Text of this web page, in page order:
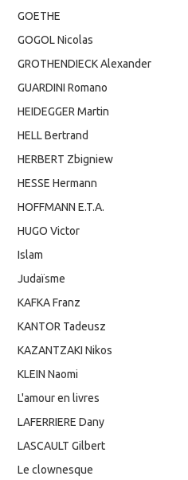
GOETHE
GOGOL Nicolas
GROTHENDIECK Alexander
GUARDINI Romano
HEIDEGGER Martin
HELL Bertrand
HERBERT Zbigniew
HESSE Hermann
HOFFMANN E.T.A.
HUGO Victor
Islam
Judaïsme
KAFKA Franz
KANTOR Tadeusz
KAZANTZAKI Nikos
KLEIN Naomi
L'amour en livres
LAFERRIERE Dany
LASCAULT Gilbert
Le clownesque